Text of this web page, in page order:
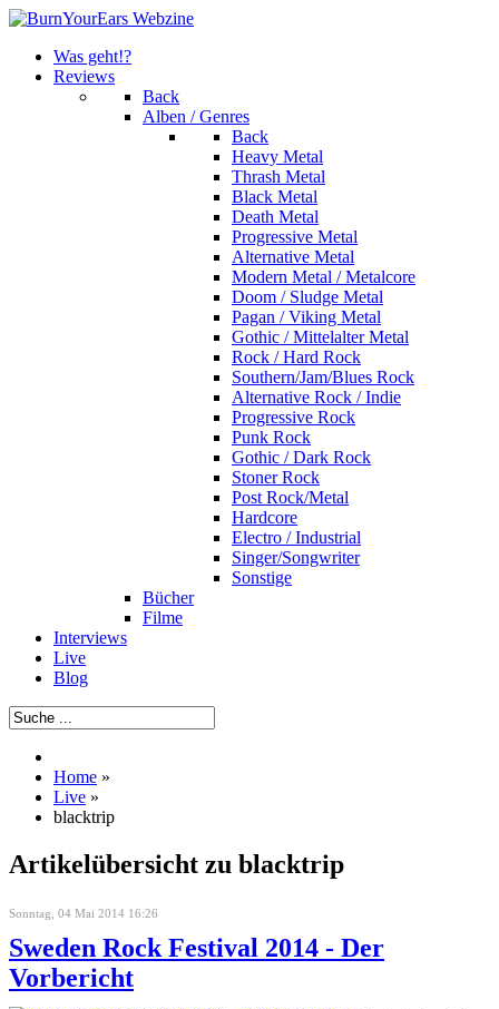
Was geht!?
Reviews
Back
Alben / Genres
Back
Heavy Metal
Thrash Metal
Black Metal
Death Metal
Progressive Metal
Alternative Metal
Modern Metal / Metalcore
Doom / Sludge Metal
Pagan / Viking Metal
Gothic / Mittelalter Metal
Rock / Hard Rock
Southern/Jam/Blues Rock
Alternative Rock / Indie
Progressive Rock
Punk Rock
Gothic / Dark Rock
Stoner Rock
Post Rock/Metal
Hardcore
Electro / Industrial
Singer/Songwriter
Sonstige
Bücher
Filme
Interviews
Live
Blog
Home »
Live »
blacktrip
Artikelübersicht zu blacktrip
Sonntag, 04 Mai 2014 16:26
Sweden Rock Festival 2014 - Der
Vorbericht